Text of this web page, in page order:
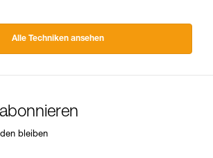
Alle Techniken ansehen
bleiben